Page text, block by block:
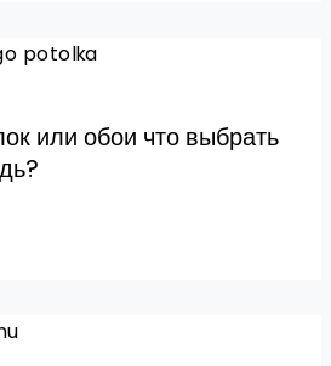
или обои что выбрать